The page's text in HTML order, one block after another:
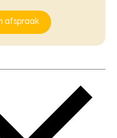
afspraak